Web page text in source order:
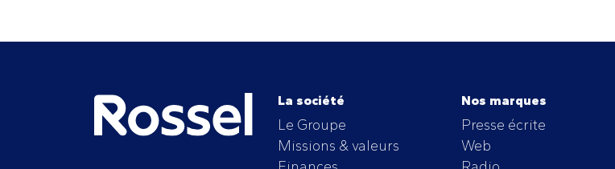
La société
Le Groupe
Missions & valeurs
Nos marques
Presse écrite
Web